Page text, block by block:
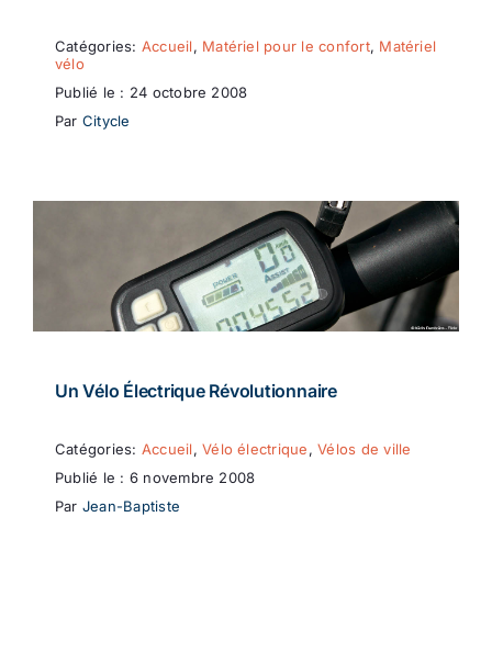
Catégories: Accueil, Matériel pour le confort, Matériel
vélo
Publié le : 24 octobre 2008
Par Citycle
Un Vélo Électrique Révolutionnaire
Catégories: Accueil,Vélo électrique,Vélos de ville
Publié le : 6 novembre 2008
Par Jean-Baptiste